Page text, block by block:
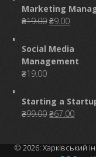
Marketing
₴19.00Original
was:
₴19.00.
₴9.00Current
is:
₴9.00.
Social Media
Management
₴19.00
Starting a
₴99.00Original
₴99.00.
₴67.00Current
© 2026: Харківський